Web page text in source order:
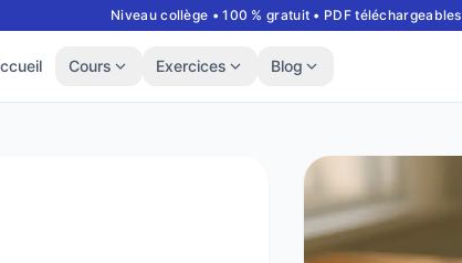
Niveau collège • 100 % gratuit • PDF téléchargeables
Cours Exercices Blog